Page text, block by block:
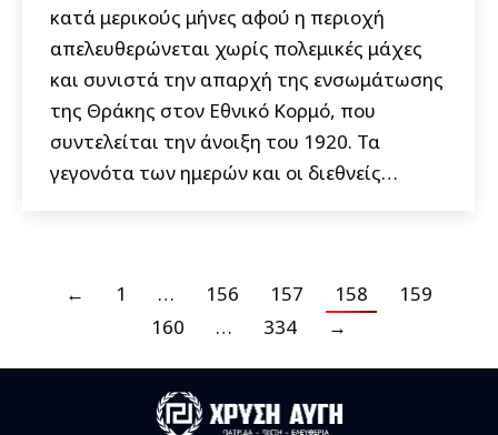
κατά μερικούς μήνες αφού η περιοχή
απελευθερώνεται χωρίς πολεμικές μάχες
και συνιστά την απαρχή της ενσωμάτωσης
της Θράκης στον Εθνικό Κορμό, που
συντελείται την άνοιξη του 1920. Τα
γεγονότα των ημερών και οι διεθνείς…
← 1 … 156 157 158
159
160
… 334 →